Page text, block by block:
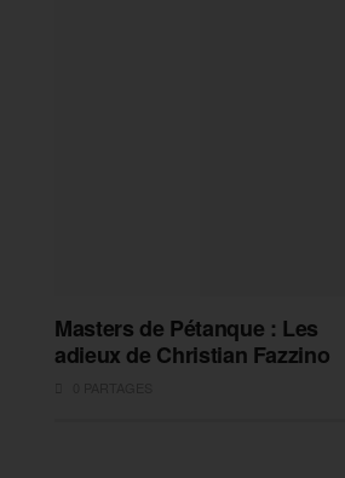
Masters de Pétanque : Les
adieux de Christian Fazzino